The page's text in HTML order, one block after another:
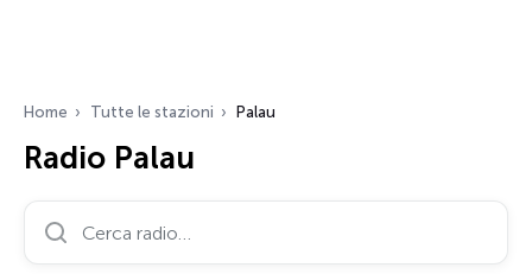
Home Tutte le stazioni Palau
Radio Palau
Cerca radio…